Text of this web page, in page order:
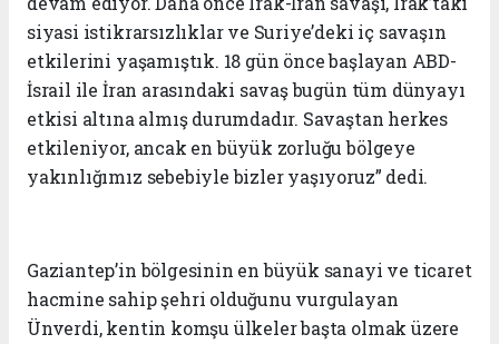
siyasi istikrarsızlıklar ve Suriye’deki iç savaşın
etkilerini yaşamıştık. 18 gün önce başlayan ABD-
İsrail ile İran arasındaki savaş bugün tüm dünyayı
etkisi altına almış durumdadır. Savaştan herkes
etkileniyor, ancak en büyük zorluğu bölgeye
yakınlığımız sebebiyle bizler yaşıyoruz” dedi.
Gaziantep’in bölgesinin en büyük sanayi ve ticaret
hacmine sahip şehri olduğunu vurgulayan
Ünverdi, kentin komşu ülkeler başta olmak üzere